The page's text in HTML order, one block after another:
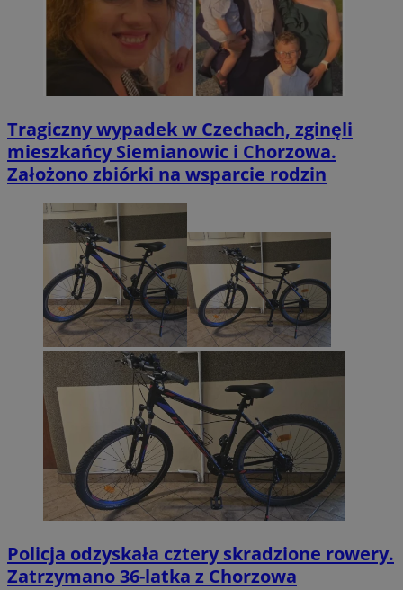
Tragiczny wypadek w Czechach, zginęli
mieszkańcy Siemianowic i Chorzowa.
Założono zbiórki na wsparcie rodzin
Policja odzyskała cztery skradzione rowery.
Zatrzymano 36-latka z Chorzowa